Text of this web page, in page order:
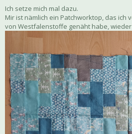
Ich setze mich mal dazu.
Mir ist nämlich ein Patchworktop, das ich
von Westfalenstoffe genäht habe,